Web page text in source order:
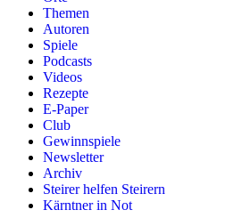
Themen
Autoren
Spiele
Podcasts
Videos
Rezepte
E-Paper
Club
Gewinnspiele
Newsletter
Archiv
Steirer helfen Steirern
Kärntner in Not